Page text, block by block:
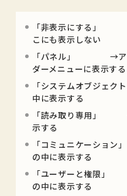
「非表示にする」
こにも表示しない
「パネル」 →アイ
ダーメニューに表示する
「システムオブジェ
中に表示する
「読み取り専用」 →
示する
「コミュニケーショ
の中に表示する
「ユーザーと権限
の中に表示する